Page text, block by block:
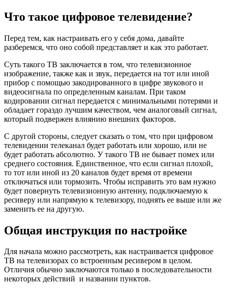
Что такое цифровое телевидение?
Перед тем, как настраивать его у себя дома, давайте
разберемся, что оно собой представляет и как это работает.
Суть такого ТВ заключается в том, что телевизионное
изображение, также как и звук, передается на тот или иной
прибор с помощью закодированного в цифре звукового и
видеосигнала по определенным каналам. При таком
кодировании сигнал передается с минимальными потерями и
обладает гораздо лучшим качеством, чем аналоговый сигнал,
который подвержен влиянию внешних факторов.
С другой стороны, следует сказать о том, что при цифровом
телевидении телеканал будет работать или хорошо, или не
будет работать абсолютно. У такого ТВ не бывает помех или
среднего состояния. Единственное, что если сигнал плохой,
то тот или иной из 20 каналов будет время от времени
отключаться или тормозить. Чтобы исправить это вам нужно
будет повернуть телевизионную антенну, подключаемую к
ресиверу или напрямую к телевизору, поднять ее выше или же
заменить ее на другую.
Общая инструкция по настройке
Для начала можно рассмотреть, как настраивается цифровое
ТВ на телевизорах со встроенным ресивером в целом.
Отличия обычно заключаются только в последовательности
некоторых действий и названии пунктов.